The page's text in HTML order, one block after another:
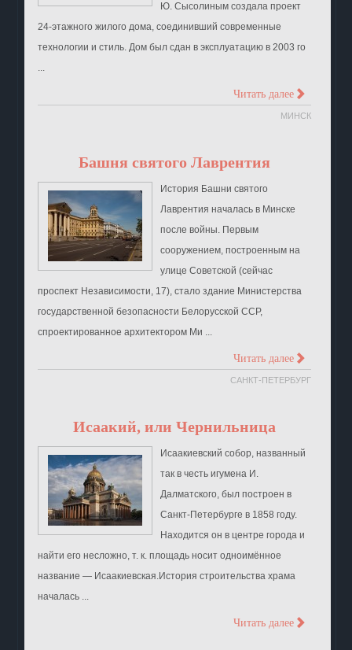
Ю. Сысолиным создала проект
24-этажного жилого дома, соединивший современные
технологии и стиль. Дом был сдан в эксплуатацию в 2003 го
Читать далее >
МИНСК
Башня святого Лаврентия
История Башни святого
Лаврентия началась в Минске
после войны. Первым
сооружением, построенным на
улице Советской (сейчас
проспект Независимости, 17), стало здание Министерства
государственной безопасности Белорусской ССР,
спроектированное архитектором Ми ...
Читать далее >
САНКТ-ПЕТЕРБУРГ
Исаакий, или Чернильница
Исаакиевский собор, названный
так в честь игумена И.
Далматского, был построен в
Санкт-Петербурге в 1858 году.
Находится он в центре города и
найти его несложно, т. к. площадь носит одноимённое
название — Исаакиевская.История строительства храма
началась ...
Читать далее >